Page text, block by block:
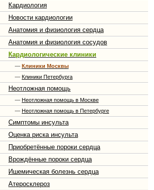
Кардиология
Новости кардиологии
Анатомия и физиология сердца
Анатомия и физиология сосудов
Кардиологические клиники
— Клиники Москвы
— Клиники Петербурга
Неотложная помощь
— Неотложная помощь в Москве
— Неотложная помощь в Петербурге
Симптомы инсульта
Оценка риска инсульта
Приобретённые пороки сердца
Врождённые пороки сердца
Ишемическая болезнь сердца
Атеросклероз